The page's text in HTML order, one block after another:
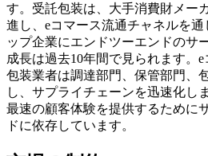
す。受託包装は、大手消費財メー
進し、eコマース流通チャネルを
ップ企業にエンドツーエンドのサ
成長は過去10年間で見られます。
包装業者は調達部門、保管部門、
し、サプライチェーンを迅速化し
最速の顧客体験を提供するために
ドに依存しています。